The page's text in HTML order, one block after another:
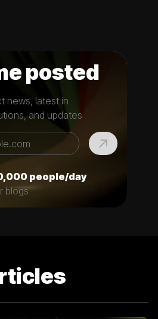
posted
news, latest in
and updates
people/day
blogs